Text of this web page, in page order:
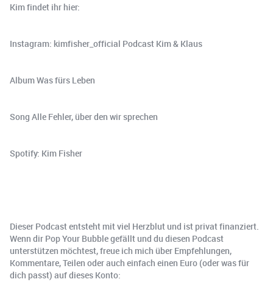
Kim findet ihr hier:
Instagram: kimfisher_official Podcast Kim & Klaus
Album Was fürs Leben
Song Alle Fehler, über den wir sprechen
Spotify: Kim Fisher
Dieser Podcast entsteht mit viel Herzblut und ist privat finanziert.
Wenn dir Pop Your Bubble gefällt und du diesen Podcast
unterstützen möchtest, freue ich mich über Empfehlungen,
Kommentare, Teilen oder auch einfach einen Euro (oder was für
dich passt) auf dieses Konto: